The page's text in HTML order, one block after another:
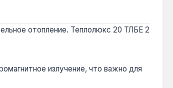
отопление. Теплолюкс 20 ТЛБЕ 2
излучение, что важно для